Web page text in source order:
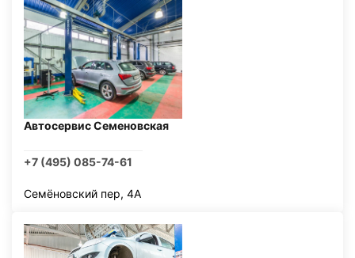
Автосервис Семеновская
+7 (495) 085-74-61
Семёновский пер, 4А